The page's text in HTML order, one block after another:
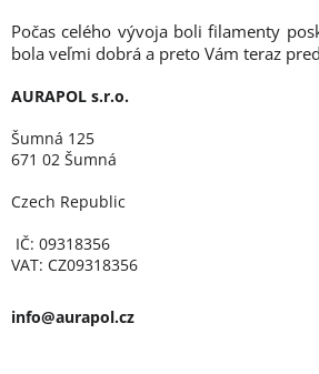
Počas celého vývoja boli filamenty
bola veľmi dobrá a preto Vám teraz
AURAPOL s.r.o.
Šumná 125
671 02 Šumná
Czech Republic
IČ: 09318356
VAT: CZ09318356
info@aurapol.cz